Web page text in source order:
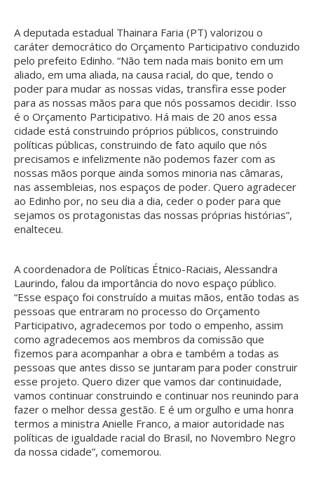
A deputada estadual Thainara Faria (PT) valorizou o
caráter democrático do Orçamento Participativo conduzido
pelo prefeito Edinho. “Não tem nada mais bonito em um
aliado, em uma aliada, na causa racial, do que, tendo o
poder para mudar as nossas vidas, transfira esse poder
para as nossas mãos para que nós possamos decidir. Isso
é o Orçamento Participativo. Há mais de 20 anos essa
cidade está construindo próprios públicos, construindo
políticas públicas, construindo de fato aquilo que nós
precisamos e infelizmente não podemos fazer com as
nossas mãos porque ainda somos minoria nas câmaras,
nas assembleias, nos espaços de poder. Quero agradecer
ao Edinho por, no seu dia a dia, ceder o poder para que
sejamos os protagonistas das nossas próprias histórias”,
enalteceu.
A coordenadora de Políticas Étnico-Raciais, Alessandra
Laurindo, falou da importância do novo espaço público.
“Esse espaço foi construído a muitas mãos, então todas as
pessoas que entraram no processo do Orçamento
Participativo, agradecemos por todo o empenho, assim
como agradecemos aos membros da comissão que
fizemos para acompanhar a obra e também a todas as
pessoas que antes disso se juntaram para poder construir
esse projeto. Quero dizer que vamos dar continuidade,
vamos continuar construindo e continuar nos reunindo para
fazer o melhor dessa gestão. E é um orgulho e uma honra
termos a ministra Anielle Franco, a maior autoridade nas
políticas de igualdade racial do Brasil, no Novembro Negro
da nossa cidade”, comemorou.